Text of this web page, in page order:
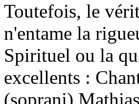
Toutefois, le
n'entame la
Spirituel ou la
excellents :